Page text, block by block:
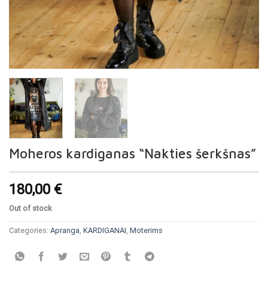
Moheros kardiganas “Nakties šerkšnas”
180,00 €
Out of stock
Categories: Apranga KARDIGANAI Moterims